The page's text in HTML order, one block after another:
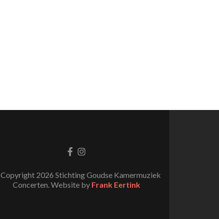
Facebook
link
Instagram
2026 Stichting Goudse Kamermuziek
Concerten. Website by Frank Eertink